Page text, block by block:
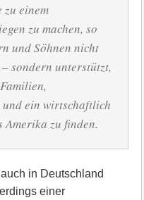
zu einem
zu machen, so
und Söhnen nicht
sondern unterstützt,
ein wirtschaftlich
Amerika zu finden.
in Deutschland
einer